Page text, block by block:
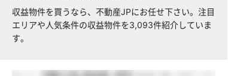
収益物件を買うなら、不動産JPにお任せ下さい。注目
エリアや人気条件の収益物件を3,093件紹介していま
す。